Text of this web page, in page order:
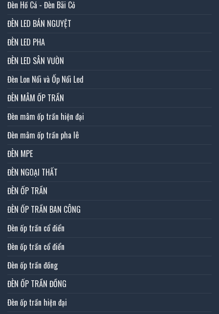
Đèn Hồ Cá - Đèn Bãi Cỏ
ĐÈN LED BÁN NGUYỆT
ĐÈN LED PHA
ĐÈN LED SÂN VƯỜN
Đèn Lon Nổi và Ốp Nổi Led
ĐÈN MÂM ỐP TRẦN
Đèn mâm ốp trần hiện đại
Đèn mâm ốp trần pha lê
ĐÈN MPE
ĐÈN NGOẠI THẤT
ĐÈN ỐP TRẦN
ĐÈN ỐP TRẦN BAN CÔNG
Đèn ốp trần cổ điển
Đèn ốp trần cổ điển
Đèn ốp trần đồng
ĐÈN ỐP TRẦN ĐỒNG
Đèn ốp trần hiện đại